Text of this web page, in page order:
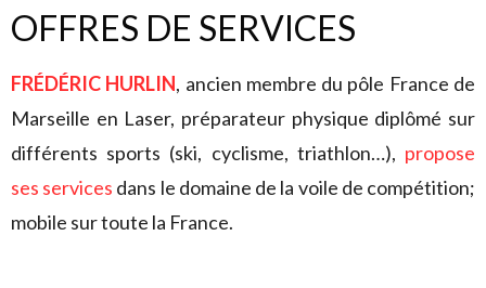
OFFRES DE SERVICES
FRÉDÉRIC HURLIN, ancien membre du pôle France de
Marseille en Laser, préparateur physique diplômé sur
différents sports (ski, cyclisme, triathlon…), propose
ses services dans le domaine de la voile de compétition;
mobile sur toute la France.